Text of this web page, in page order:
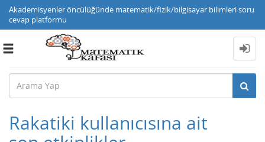
Akademisyenler öncülüğünde matematik/fizik/bilgisayar bilimleri soru
cevap platformu
Toggle
Rakatiki kullanıcısına ait